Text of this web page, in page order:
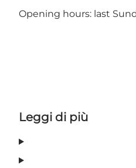
Opening hours: last
Leggi di più